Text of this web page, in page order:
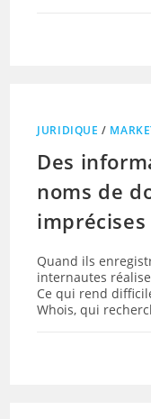
JURIDIQUE /
Des
noms de
imprécises
Quand ils
internautes
Ce qui rend
Whois, qui